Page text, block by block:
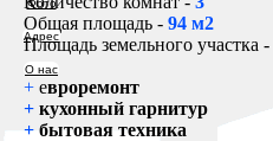
Фото
Адрес
О нас
Общая площадь - 94 м2
Площадь земельного участка -
+ евроремонт
+ кухонный гарнитур
+ бытовая техника